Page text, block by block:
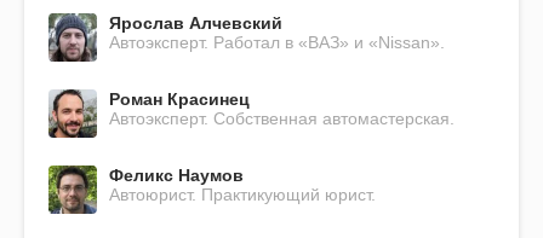
Ярослав Алчевский
Автоэксперт. Работал в «ВАЗ» и «Nissan».
Роман Красинец
Автоэксперт. Собственная автомастерская.
Феликс Наумов
Автоюрист. Практикующий юрист.